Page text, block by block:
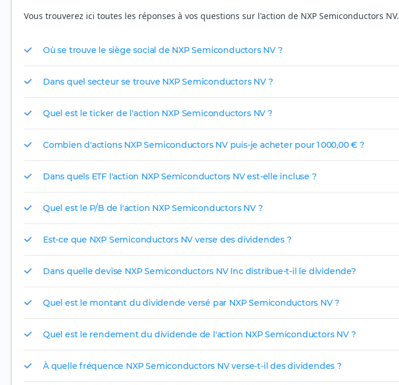
Vous trouverez ici toutes les réponses à vos questions sur l'action de NXP Semiconductors NV.
Où se trouve le siège social de NXP Semiconductors NV ?
Dans quel secteur se trouve NXP Semiconductors NV ?
Quel est le ticker de l'action NXP Semiconductors NV ?
Combien d'actions NXP Semiconductors NV puis-je acheter pour 1 000,00 € ?
Dans quels ETF l'action NXP Semiconductors NV est-elle incluse ?
Quel est le P/B de l'action NXP Semiconductors NV ?
Est-ce que NXP Semiconductors NV verse des dividendes ?
Dans quelle devise NXP Semiconductors NV Inc distribue-t-il le dividende?
Quel est le montant du dividende versé par NXP Semiconductors NV ?
Quel est le rendement du dividende de l'action NXP Semiconductors NV ?
À quelle fréquence NXP Semiconductors NV verse-t-il des dividendes ?